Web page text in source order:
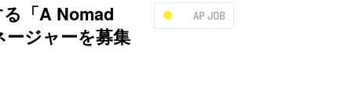
AP JOB
「A Nomad
ジャーを募集